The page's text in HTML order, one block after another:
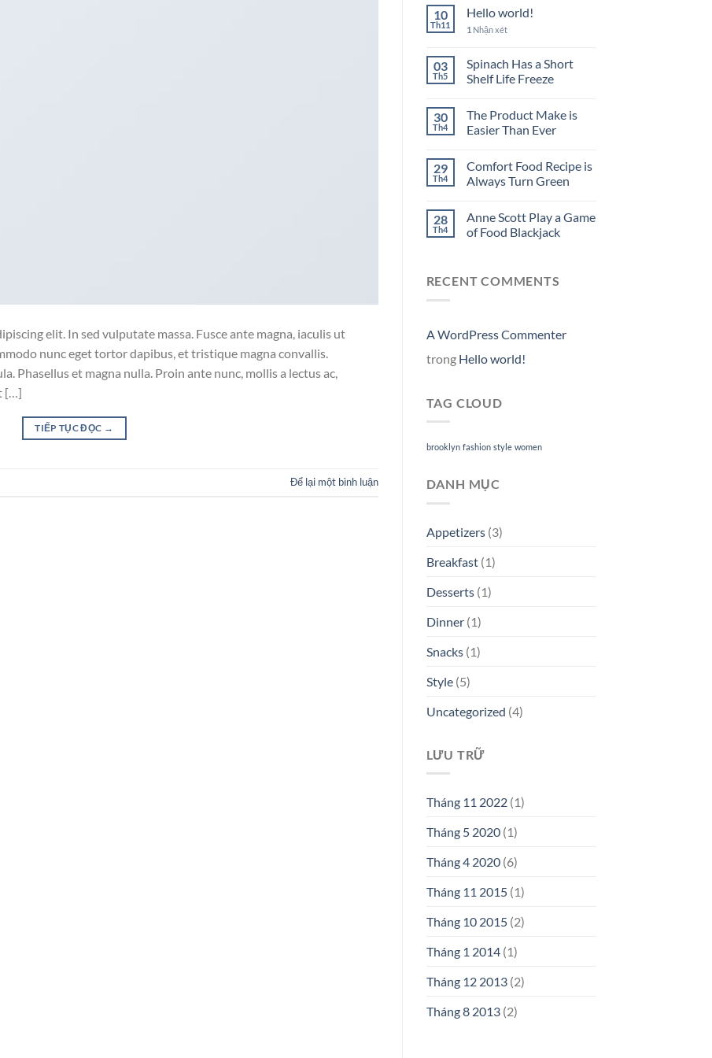
elit. In sed vulputate massa. Fusce ante magna, iaculis ut
nunc eget tortor dapibus, et tristique magna convallis.
Phasellus et magna nulla. Proin ante nunc, mollis a lectus ac,
[…]
TIẾP TỤC ĐỌC →
Để lại một bình luận
10
Th11
Hello world!
1 Nhận xét
03
Th5
Spinach Has a Short
Shelf Life Freeze
30
Th4
The Product Make is
Easier Than Ever
29
Th4
Comfort Food Recipe is
Always Turn Green
28
Th4
Anne Scott Play a Game
of Food Blackjack
RECENT COMMENTS
A WordPress Commenter
trong Hello world!
TAG CLOUD
brooklyn fashion style women
DANH MỤC
Appetizers(3)
Breakfast(1)
Desserts(1)
Dinner(1)
Snacks(1)
Style(5)
Uncategorized (4)
LƯU TRỮ
Tháng 11 2022(1)
Tháng 5 2020(1)
Tháng 4 2020(6)
Tháng 11 2015(1)
Tháng 10 2015(2)
Tháng 1 2014(1)
Tháng 12 2013(2)
Tháng 8 2013(2)